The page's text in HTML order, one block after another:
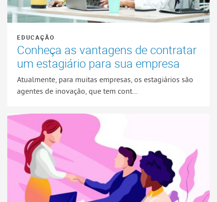
EDUCAÇÃO
Conheça as vantagens de contratar
um estagiário para sua empresa
Atualmente, para muitas empresas, os estagiários são
agentes de inovação, que tem cont...